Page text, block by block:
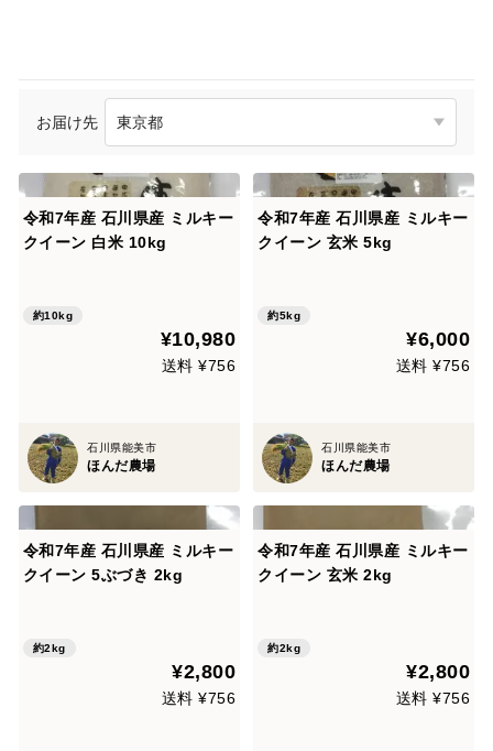
お届け先
令和7年産 石川県産 ミルキー
クイーン 白米 10kg
約10kg
¥10,980
送料 ¥756
石川県能美市
ほんだ農場
令和7年産 石川県産 ミルキー
クイーン 玄米 5kg
約5kg
¥6,000
送料 ¥756
石川県能美市
ほんだ農場
令和7年産 石川県産 ミルキー
クイーン 5ぶづき 2kg
約2kg
¥2,800
送料 ¥756
令和7年産 石川県産 ミルキー
クイーン 玄米 2kg
約2kg
¥2,800
送料 ¥756